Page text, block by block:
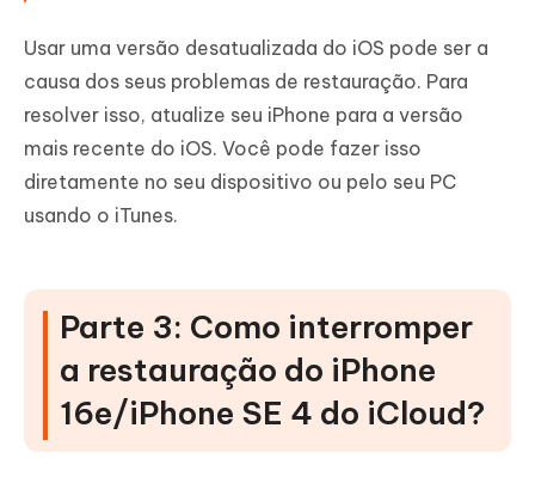
Usar uma versão desatualizada do iOS pode ser a
causa dos seus problemas de restauração. Para
resolver isso, atualize seu iPhone para a versão
mais recente do iOS. Você pode fazer isso
diretamente no seu dispositivo ou pelo seu PC
usando o iTunes.
Parte 3: Como interromper
a restauração do iPhone
16e/iPhone SE 4 do iCloud?